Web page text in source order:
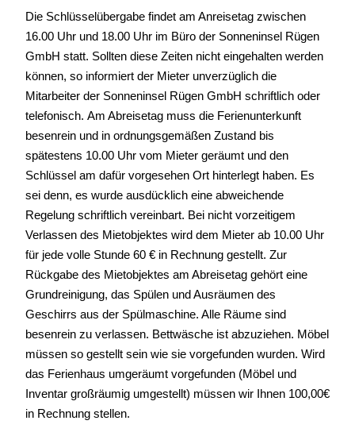
Die Schlüsselübergabe findet am Anreisetag zwischen
16.00 Uhr und 18.00 Uhr im Büro der Sonneninsel Rügen
GmbH statt. Sollten diese Zeiten nicht eingehalten werden
können, so informiert der Mieter unverzüglich die
Mitarbeiter der Sonneninsel Rügen GmbH schriftlich oder
telefonisch. Am Abreisetag muss die Ferienunterkunft
besenrein und in ordnungsgemäßen Zustand bis
spätestens 10.00 Uhr vom Mieter geräumt und den
Schlüssel am dafür vorgesehen Ort hinterlegt haben. Es
sei denn, es wurde ausdücklich eine abweichende
Regelung schriftlich vereinbart. Bei nicht vorzeitigem
Verlassen des Mietobjektes wird dem Mieter ab 10.00 Uhr
für jede volle Stunde 60 € in Rechnung gestellt. Zur
Rückgabe des Mietobjektes am Abreisetag gehört eine
Grundreinigung, das Spülen und Ausräumen des
Geschirrs aus der Spülmaschine. Alle Räume sind
besenrein zu verlassen. Bettwäsche ist abzuziehen. Möbel
müssen so gestellt sein wie sie vorgefunden wurden. Wird
das Ferienhaus umgeräumt vorgefunden (Möbel und
Inventar großräumig umgestellt) müssen wir Ihnen 100,00€
in Rechnung stellen.